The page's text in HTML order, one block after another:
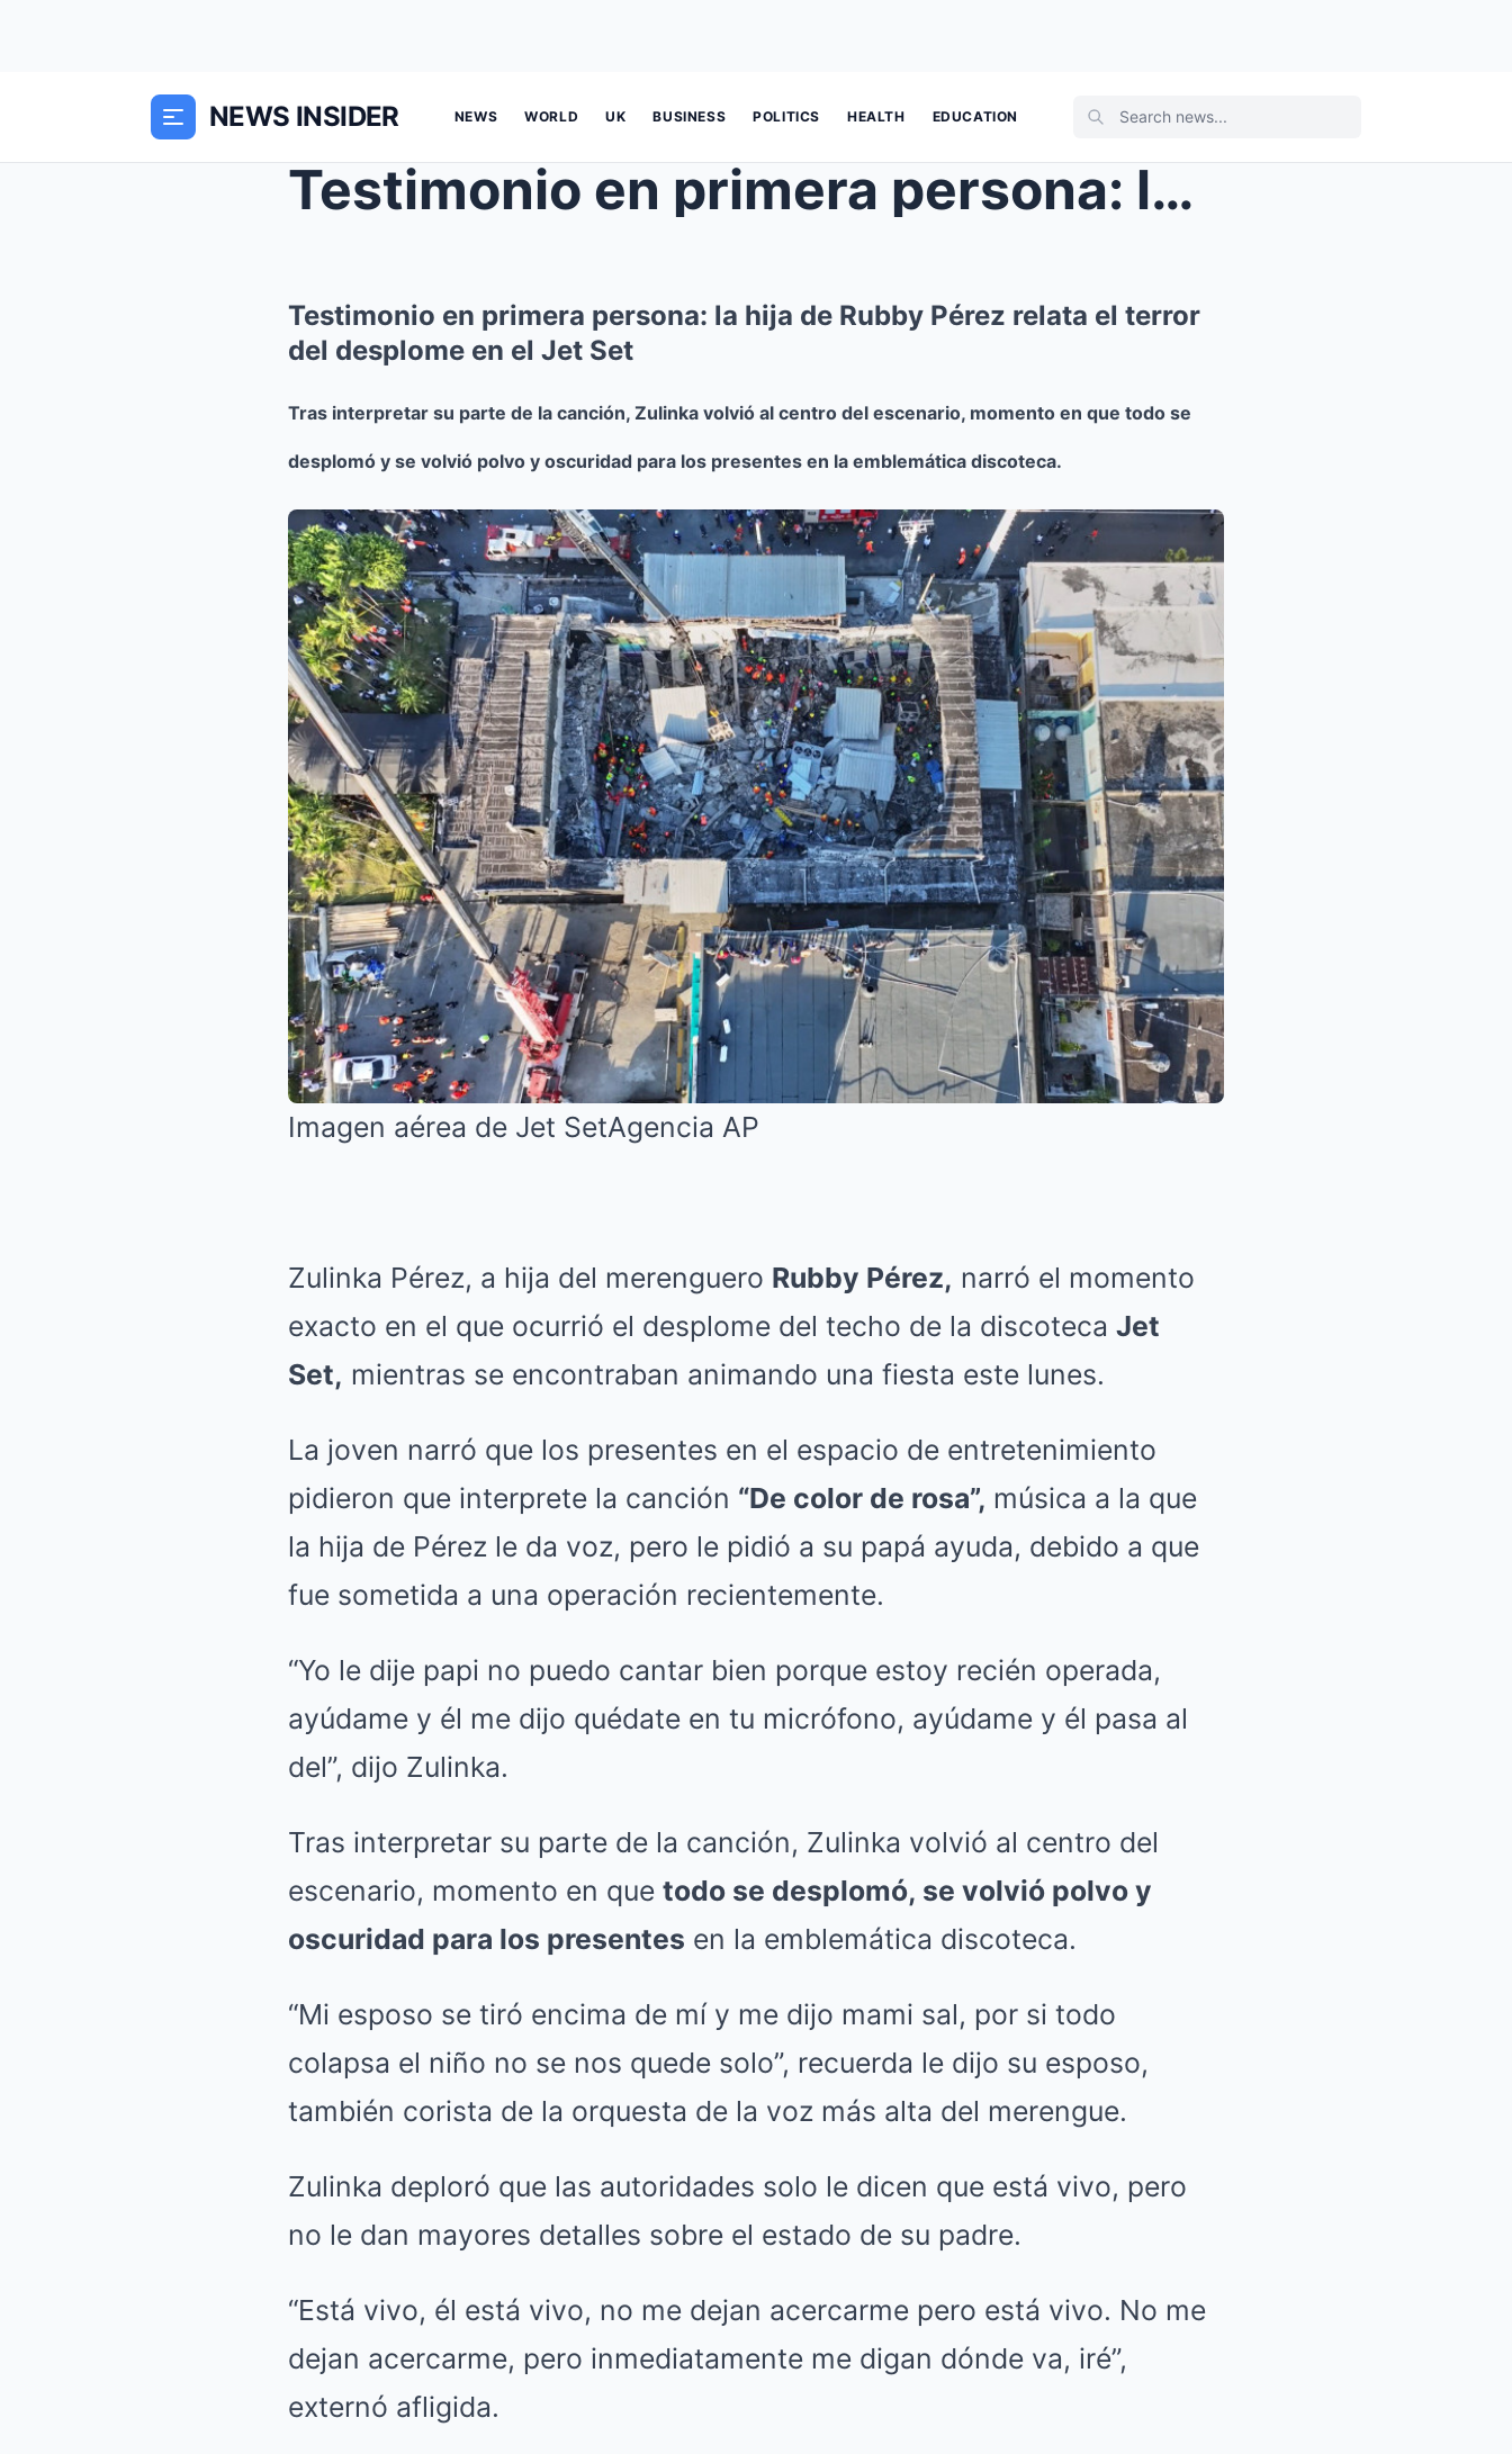
NEWS INSIDER NEWS WORLD UK BUSINESS POLITICS HEALTH EDUCATION
Testimonio en primera persona: la hija de Rubby Pé...
Testimonio en primera persona: la hija de Rubby Pérez relata el terror
del desplome en el Jet Set
Tras interpretar su parte de la canción, Zulinka volvió al centro del escenario, momento en que todo se
desplomó y se volvió polvo y oscuridad para los presentes en la emblemática discoteca.
Imagen aérea de Jet SetAgencia AP
Zulinka Pérez, a hija del merenguero Rubby Pérez, narró el momento
exacto en el que ocurrió el desplome del techo de la discoteca Jet
Set, mientras se encontraban animando una fiesta este lunes.
La joven narró que los presentes en el espacio de entretenimiento
pidieron que interprete la canción “De color de rosa”, música a la que
la hija de Pérez le da voz, pero le pidió a su papá ayuda, debido a que
fue sometida a una operación recientemente.
“Yo le dije papi no puedo cantar bien porque estoy recién operada,
ayúdame y él me dijo quédate en tu micrófono, ayúdame y él pasa al
del”, dijo Zulinka.
Tras interpretar su parte de la canción, Zulinka volvió al centro del
escenario, momento en que todo se desplomó, se volvió polvo y
oscuridad para los presentes en la emblemática discoteca.
“Mi esposo se tiró encima de mí y me dijo mami sal, por si todo
colapsa el niño no se nos quede solo”, recuerda le dijo su esposo,
también corista de la orquesta de la voz más alta del merengue.
Zulinka deploró que las autoridades solo le dicen que está vivo, pero
no le dan mayores detalles sobre el estado de su padre.
“Está vivo, él está vivo, no me dejan acercarme pero está vivo. No me
dejan acercarme, pero inmediatamente me digan dónde va, iré”,
externó afligida.